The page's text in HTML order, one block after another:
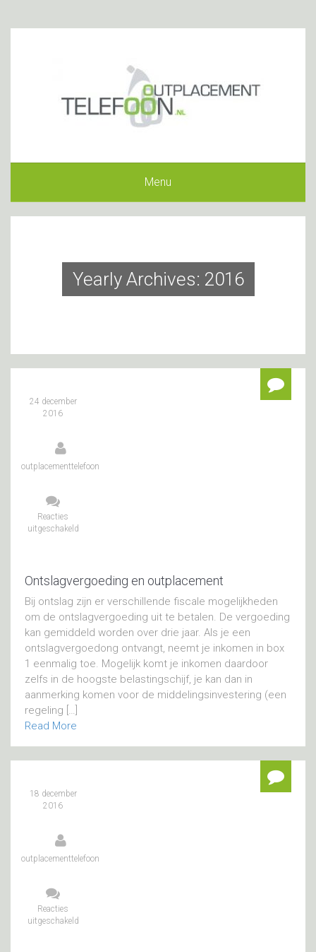
Menu
Yearly Archives: 2016
24 december
2016
outplacementtelefoon
Reacties
uitgeschakeld
Ontslagvergoeding en outplacement
Bij ontslag zijn er verschillende fiscale mogelijkheden
om de ontslagvergoeding uit te betalen. De vergoeding
kan gemiddeld worden over drie jaar. Als je een
ontslagvergoedong ontvangt, neemt je inkomen in box
1 eenmalig toe. Mogelijk komt je inkomen daardoor
zelfs in de hoogste belastingschijf, je kan dan in
aanmerking komen voor de middelingsinvestering (een
regeling […]
Read More
18 december
2016
outplacementtelefoon
Reacties
uitgeschakeld